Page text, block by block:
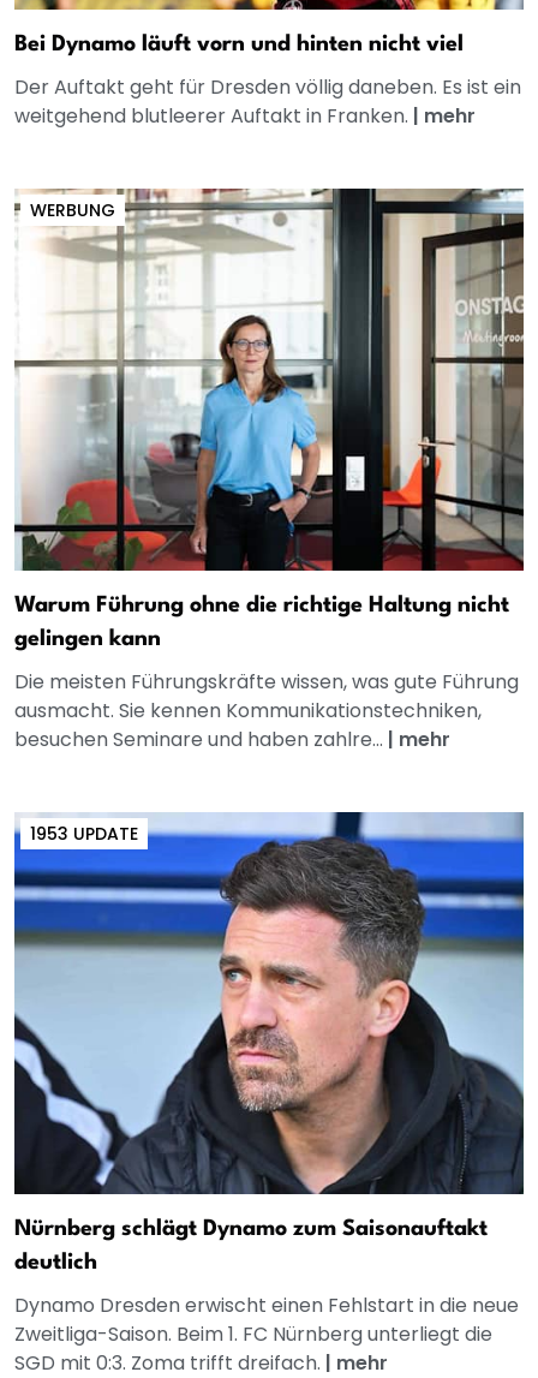
Bei Dynamo läuft vorn und hinten nicht viel
Der Auftakt geht für Dresden völlig daneben. Es ist ein
weitgehend blutleerer Auftakt in Franken. | mehr
WERBUNG
Warum Führung ohne die richtige Haltung nicht
gelingen kann
Die meisten Führungskräfte wissen, was gute Führung
ausmacht. Sie kennen Kommunikationstechniken,
besuchen Seminare und haben zahlre... | mehr
1953 UPDATE
Nürnberg schlägt Dynamo zum Saisonauftakt
deutlich
Dynamo Dresden erwischt einen Fehlstart in die neue
Zweitliga-Saison. Beim 1. FC Nürnberg unterliegt die
SGD mit 0:3. Zoma trifft dreifach. | mehr